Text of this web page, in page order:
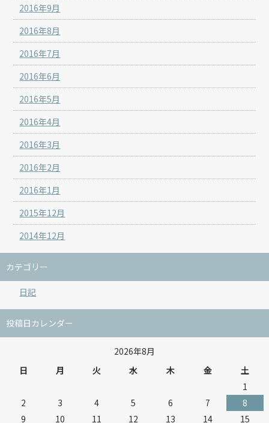
2016年9月
2016年8月
2016年7月
2016年6月
2016年5月
2016年4月
2016年3月
2016年2月
2016年1月
2015年12月
2014年12月
カテゴリー
日記
投稿日カレンダー
2026年8月
日
月 火 水 木 金
土
1
2
3 4 5 6 7
8
9
10 11 12 13 14 15